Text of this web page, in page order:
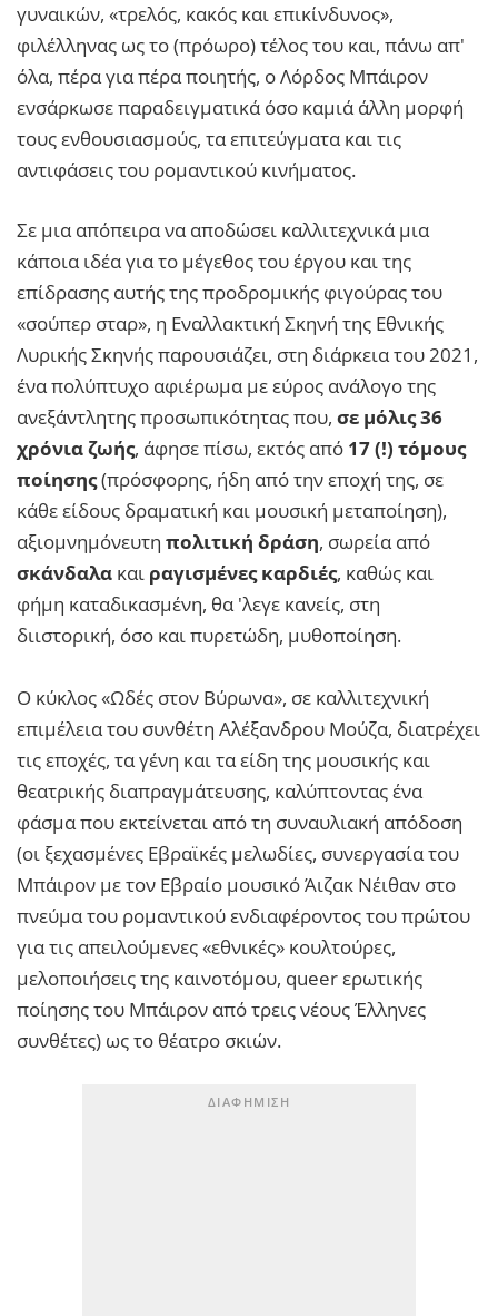
γυναικών, «τρελός, κακός και επικίνδυνος»,
φιλέλληνας ως το (πρόωρο) τέλος του και, πάνω απ'
όλα, πέρα για πέρα ποιητής, ο Λόρδος Μπάιρον
ενσάρκωσε παραδειγματικά όσο καμιά άλλη μορφή
τους ενθουσιασμούς, τα επιτεύγματα και τις
αντιφάσεις του ρομαντικού κινήματος.
Σε μια απόπειρα να αποδώσει καλλιτεχνικά μια
κάποια ιδέα για το μέγεθος του έργου και της
επίδρασης αυτής της προδρομικής φιγούρας του
«σούπερ σταρ», η Εναλλακτική Σκηνή της Εθνικής
Λυρικής Σκηνής παρουσιάζει, στη διάρκεια του 2021,
ένα πολύπτυχο αφιέρωμα με εύρος ανάλογο της
ανεξάντλητης προσωπικότητας που, σε μόλις 36
χρόνια ζωής, άφησε πίσω, εκτός από 17 (!) τόμους
ποίησης(πρόσφορης, ήδη από την εποχή της, σε
κάθε είδους δραματική και μουσική μεταποίηση),
αξιομνημόνευτη πολιτική δράση, σωρεία από
σκάνδαλα και ραγισμένες καρδιές, καθώς και
φήμη καταδικασμένη, θα 'λεγε κανείς, στη
διιστορική, όσο και πυρετώδη, μυθοποίηση.
Ο κύκλος «Ωδές στον Βύρωνα», σε καλλιτεχνική
επιμέλεια του συνθέτη Αλέξανδρου Μούζα, διατρέχει
τις εποχές, τα γένη και τα είδη της μουσικής και
θεατρικής διαπραγμάτευσης, καλύπτοντας ένα
φάσμα που εκτείνεται από τη συναυλιακή απόδοση
(οι ξεχασμένες Εβραϊκές μελωδίες, συνεργασία του
Μπάιρον με τον Εβραίο μουσικό Άιζακ Νέιθαν στο
πνεύμα του ρομαντικού ενδιαφέροντος του πρώτου
για τις απειλούμενες «εθνικές» κουλτούρες,
μελοποιήσεις της καινοτόμου, queer ερωτικής
ποίησης του Μπάιρον από τρεις νέους Έλληνες
συνθέτες) ως το θέατρο σκιών.